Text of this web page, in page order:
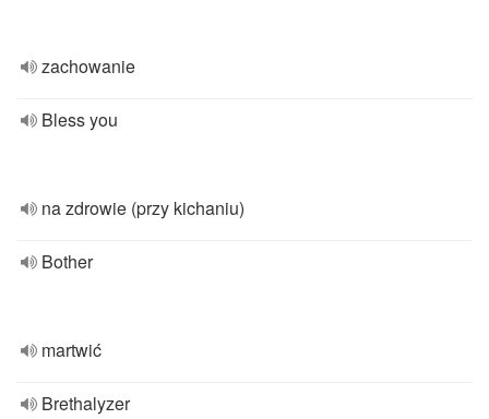
zachowanie
Bless you
na zdrowie (przy kichaniu)
Bother
martwić
Brethalyzer